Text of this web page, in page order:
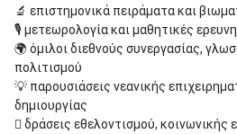
🔬 επιστημονικά πειράματα και
🎙 μετεωρολογία και μαθητικές
🌍 όμιλοι διεθνούς συνεργασίας,
πολιτισμού
💡 παρουσιάσεις νεανικής
δημιουργίας
 δράσεις εθελοντισμού, κοινωνικής